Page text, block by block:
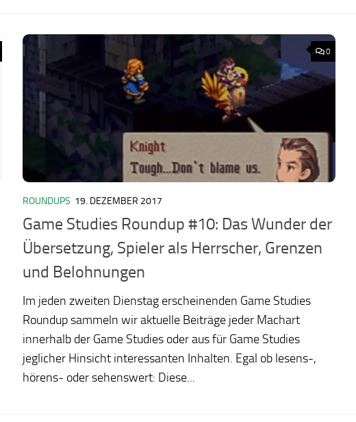
0
ROUNDUPS 19. DEZEMBER 2017
Game Studies Roundup #10: Das Wunder der
Übersetzung, Spieler als Herrscher, Grenzen
und Belohnungen
Im jeden zweiten Dienstag erscheinenden Game Studies
Roundup sammeln wir aktuelle Beiträge jeder Machart
innerhalb der Game Studies oder aus für Game Studies
jeglicher Hinsicht interessanten Inhalten. Egal ob lesens-,
hörens- oder sehenswert: Diese...